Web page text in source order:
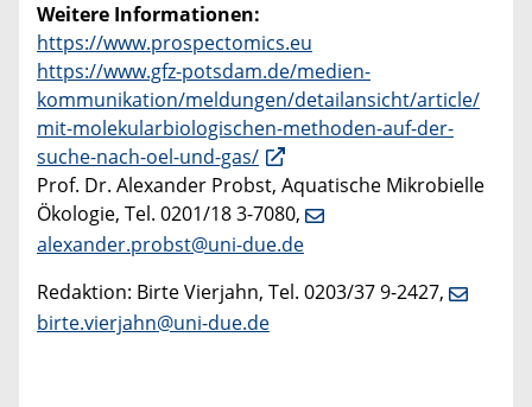
Weitere Informationen:
https://www.prospectomics.eu
https://www.gfz-potsdam.de/medien-
kommunikation/meldungen/detailansicht/article/
mit-molekularbiologischen-methoden-auf-der-
suche-nach-oel-und-gas/
Prof. Dr. Alexander Probst, Aquatische Mikrobielle
Ökologie, Tel. 0201/18 3-7080,
alexander.probst@uni-due.de
Redaktion: Birte Vierjahn, Tel. 0203/37 9-2427,
birte.vierjahn@uni-due.de